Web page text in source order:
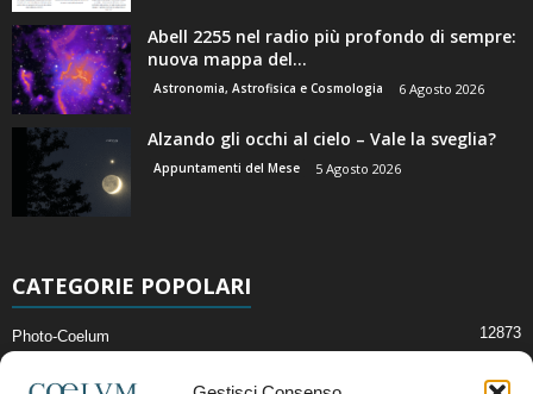
Abell 2255 nel radio più profondo di sempre:
nuova mappa del...
Astronomia, Astrofisica e Cosmologia 6 Agosto 2026
Alzando gli occhi al cielo – Vale la sveglia?
Appuntamenti del Mese 5 Agosto 2026
CATEGORIE POPOLARI
Photo-Coelum 12873